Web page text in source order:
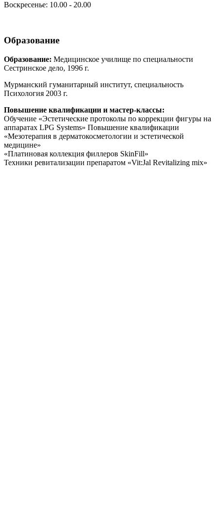
Воскресенье: 10.00 - 20.00
Образование
Образование: Медицинское училище по специальности
Сестринское дело, 1996 г.
Мурманский гуманитарный институт, специальность
Психология 2003 г.
Повышение квалификации и мастер-классы:
Обучение «Эстетические протоколы по коррекции фигуры на
аппаратах LPG Systems» Повышение квалификации
«Мезотерапия в дерматокосметологии и эстетической
медицине»
«Платиновая коллекция филлеров SkinFill»
Техники ревитализации препаратом «Vit:Jal Revitalizing mix»